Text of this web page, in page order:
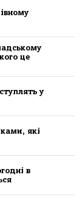
це
у
які
в